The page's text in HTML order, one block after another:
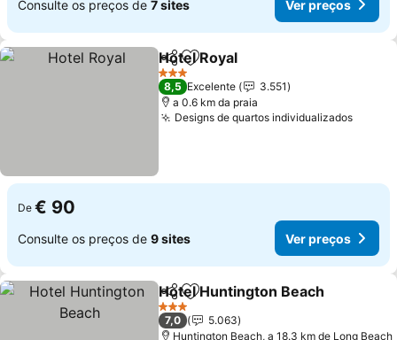
Consulte os preços de 7 sites Ver preços
PartilharAdicionar aos favoritos
Hotel Royal
3 Estrelas
8,5 Excelente
3.551
a 0.6 km da praia
Designs de quartos individualizadosVer
De € 90
Consulte os preços de 9 sites Ver preços
PartilharAdicionar aos favoritos
Hotel Huntington Beach
3 Estrelas
7,0
5.063
Huntington Beach, a 18.3 km de Long Beach